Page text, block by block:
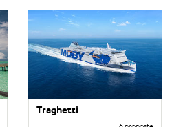
Traghetti